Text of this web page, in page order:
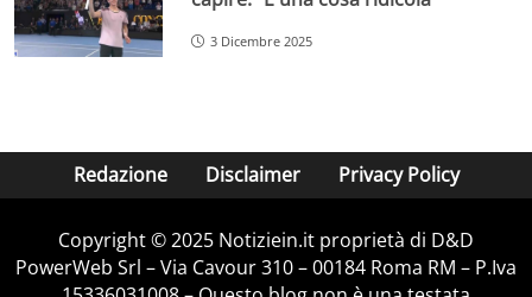
3 Dicembre 2025
Redazione Disclaimer Privacy Policy
Copyright © 2025 Notiziein.it proprietà di D&D
PowerWeb Srl – Via Cavour 310 – 00184 Roma RM – P.Iva